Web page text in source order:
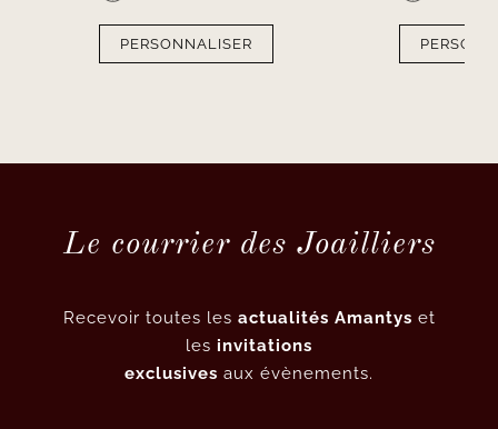
PERSONNALISER
Le courrier des Joailliers
Recevoir toutes les actualités Amantys et
les invitations
exclusives aux évènements.